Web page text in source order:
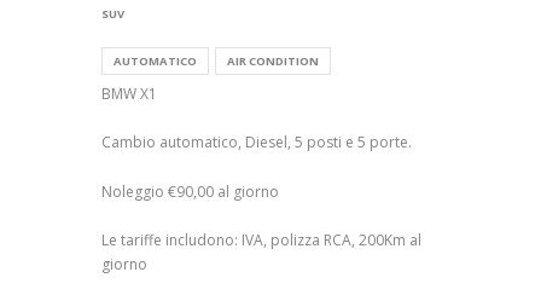
SUV
AUTOMATICO AIR CONDITION
BMW X1
Cambio automatico, Diesel, 5 posti e 5 porte.
Noleggio €90,00 al giorno
Le tariffe includono: IVA, polizza RCA, 200Km al
giorno